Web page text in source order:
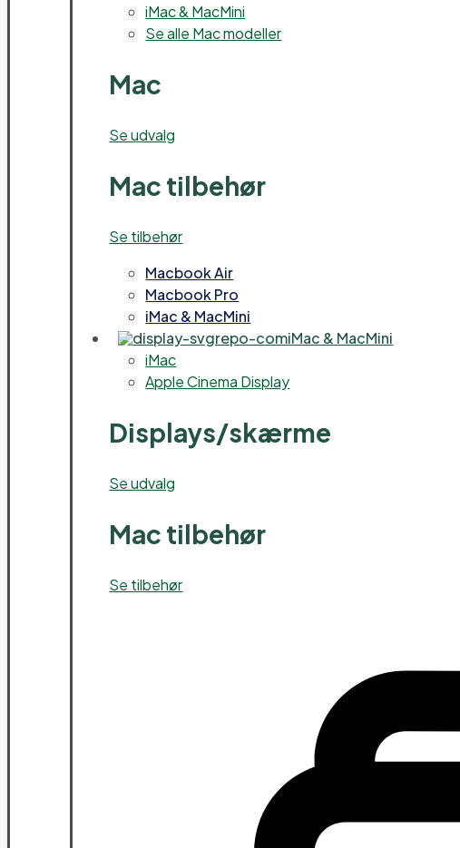
iMac & MacMini
Se alle Mac modeller
Mac
Se udvalg
Mac tilbehør
Se tilbehør
Macbook Air
Macbook Pro
iMac & MacMini
iMac & MacMini
iMac
Apple Cinema Display
Displays/skærme
Se udvalg
Mac tilbehør
Se tilbehør